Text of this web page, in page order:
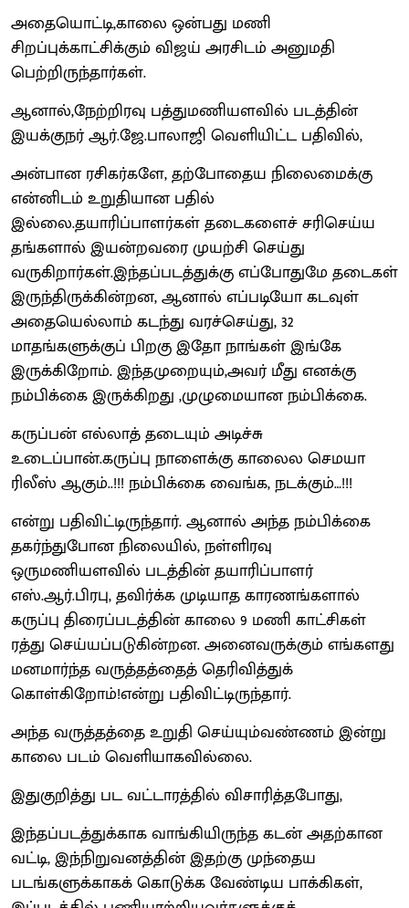
அதையொட்டி,காலை ஒன்பது மணி
சிறப்புக்காட்சிக்கும் விஜய் அரசிடம் அனுமதி
பெற்றிருந்தார்கள்.
ஆனால்,நேற்றிரவு பத்துமணியளவில் படத்தின்
இயக்குநர் ஆர்.ஜே.பாலாஜி வெளியிட்ட பதிவில்,
அன்பான ரசிகர்களே, தற்போதைய நிலைமைக்கு
என்னிடம் உறுதியான பதில்
இல்லை.தயாரிப்பாளர்கள் தடைகளைச் சரிசெய்ய
தங்களால் இயன்றவரை முயற்சி செய்து
வருகிறார்கள்.இந்தப்படத்துக்கு எப்போதுமே தடைகள்
இருந்திருக்கின்றன, ஆனால் எப்படியோ கடவுள்
அதையெல்லாம் கடந்து வரச்செய்து, 32
மாதங்களுக்குப் பிறகு இதோ நாங்கள் இங்கே
இருக்கிறோம். இந்தமுறையும்,அவர் மீது எனக்கு
நம்பிக்கை இருக்கிறது ,முழுமையான நம்பிக்கை.
கருப்பன் எல்லாத் தடையும் அடிச்சு
உடைப்பான்.கருப்பு நாளைக்கு காலைல செமயா
ரிலீஸ் ஆகும்..!!! நம்பிக்கை வைங்க, நடக்கும்…!!!
என்று பதிவிட்டிருந்தார். ஆனால் அந்த நம்பிக்கை
தகர்ந்துபோன நிலையில், நள்ளிரவு
ஒருமணியளவில் படத்தின் தயாரிப்பாளர்
எஸ்.ஆர்.பிரபு, தவிர்க்க முடியாத காரணங்களால்
கருப்பு திரைப்படத்தின் காலை 9 மணி காட்சிகள்
ரத்து செய்யப்படுகின்றன. அனைவருக்கும் எங்களது
மனமார்ந்த வருத்தத்தைத் தெரிவித்துக்
கொள்கிறோம்!என்று பதிவிட்டிருந்தார்.
அந்த வருத்தத்தை உறுதி செய்யும்வண்ணம் இன்று
காலை படம் வெளியாகவில்லை.
இதுகுறித்து பட வட்டாரத்தில் விசாரித்தபோது,
இந்தப்படத்துக்காக வாங்கியிருந்த கடன் அதற்கான
வட்டி, இந்நிறுவனத்தின் இதற்கு முந்தைய
படங்களுக்காகக் கொடுக்க வேண்டிய பாக்கிகள்,